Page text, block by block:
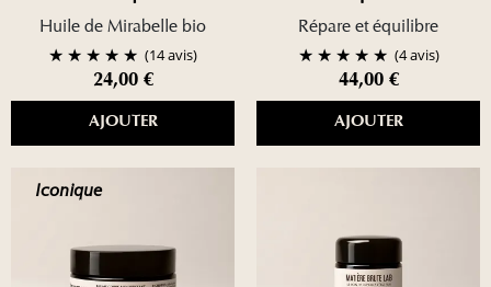
Huile de Mirabelle bio
(14 avis)
24,00 €
AJOUTER
Répare et équilibre
(4 avis)
44,00 €
AJOUTER
Iconique